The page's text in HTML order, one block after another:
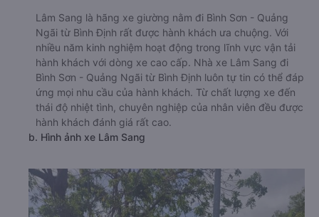
Lâm Sang là hãng xe giường nằm đi Bình Sơn - Quảng
Ngãi từ Bình Định rất được hành khách ưa chuộng. Với
nhiều năm kinh nghiệm hoạt động trong lĩnh vực vận tải
hành khách với dòng xe cao cấp. Nhà xe Lâm Sang đi
Bình Sơn - Quảng Ngãi từ Bình Định luôn tự tin có thể đáp
ứng mọi nhu cầu của hành khách. Từ chất lượng xe đến
thái độ nhiệt tình, chuyên nghiệp của nhân viên đều được
hành khách đánh giá rất cao.
b. Hình ảnh xe Lâm Sang